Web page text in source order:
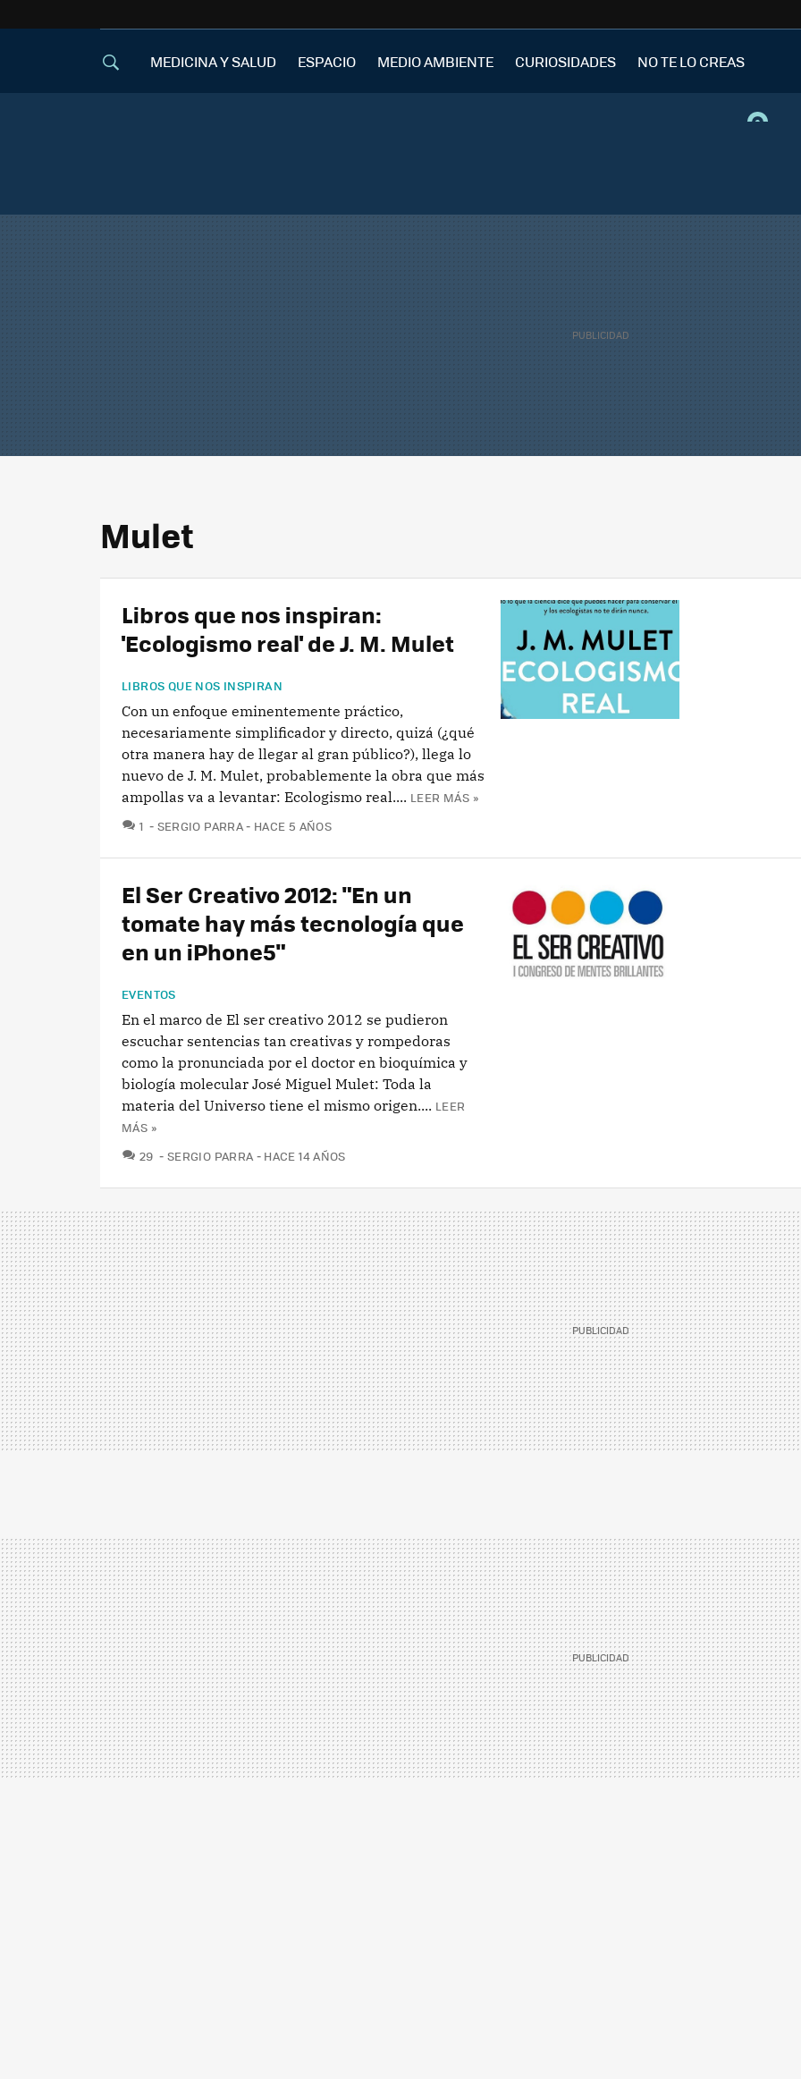
MEDICINA Y SALUD ESPACIO MEDIO AMBIENTE CURIOSIDADES NO TE LO CREAS
Mulet
Libros que nos inspiran:
'Ecologismo real' de J. M. Mulet
LIBROS QUE NOS INSPIRAN
Con un enfoque eminentemente práctico,
necesariamente simplificador y directo, quizá (¿qué
otra manera hay de llegar al gran público?), llega lo
nuevo de J. M. Mulet, probablemente la obra que más
ampollas va a levantar: Ecologismo real.... LEER MÁS »
1 COMENTARIOS
SERGIO PARRA HACE 5 AÑOS
El Ser Creativo 2012: "En un
tomate hay más tecnología que
en un iPhone5"
EVENTOS
En el marco de El ser creativo 2012 se pudieron
escuchar sentencias tan creativas y rompedoras
como la pronunciada por el doctor en bioquímica y
biología molecular José Miguel Mulet: Toda la
materia del Universo tiene el mismo origen.... LEER
MÁS »
29 COMENTARIOS
SERGIO PARRA HACE 14 AÑOS